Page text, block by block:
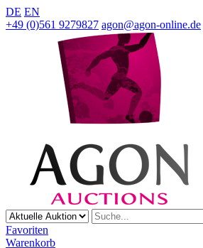
DE EN
+49 (0)561 9279827 agon@agon-online.de
Favoriten
Warenkorb